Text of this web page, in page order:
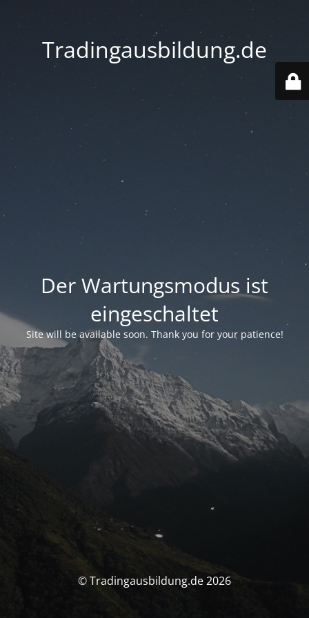
Tradingausbildung.de
Der Wartungsmodus ist
eingeschaltet
Site will be available soon. Thank you for your patience!
© Tradingausbildung.de 2026